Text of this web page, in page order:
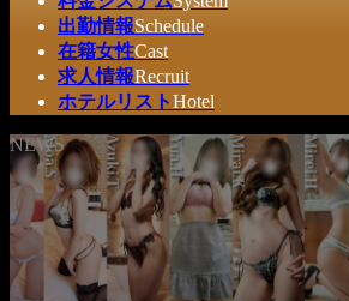
出勤情報Schedule
在籍女性Cast
求人情報Recruit
ホテルリストHotel
NEWS